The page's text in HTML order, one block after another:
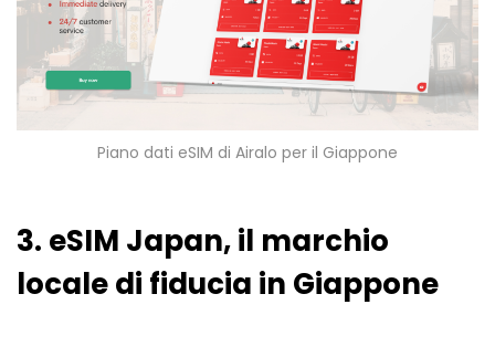
Piano dati eSIM di Airalo per il Giappone
3. eSIM Japan, il marchio
locale di fiducia in Giappone